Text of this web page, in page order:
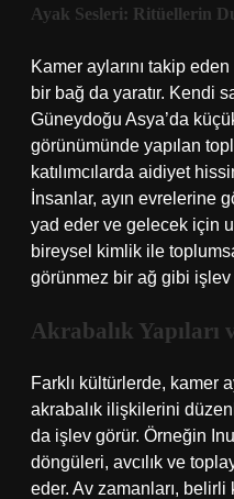
Ayak Sesleri: Ritüellerin
Kamer aylarını takip
bir bağ da yaratır. Kendi
Güneydoğu Asya’da
görünümünde yapılan
katılımcılarda aidiyet
İnsanlar, ayın evrelerine
yad eder ve gelecek için
bireysel kimlik ile
görünmez bir ağ gibi işlev
Akrabalık Yapıları
Farklı kültürlerde, kamer
akrabalık ilişkilerini
da işlev görür. Örneğin
döngüleri, avcılık ve
eder. Av zamanları, belirli